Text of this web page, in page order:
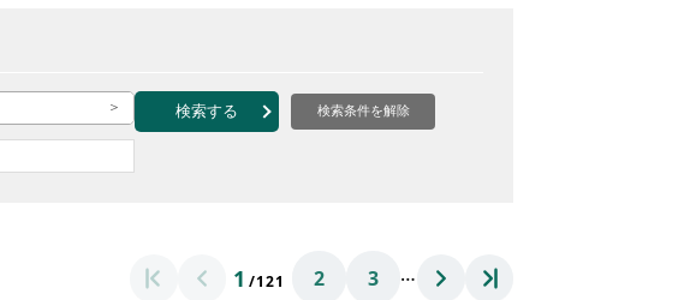
ボランティア みんなのVOICE
ボランティア関連ニュース（外部記事）
検索する 検索条件を解除
1 /121 2 3 …